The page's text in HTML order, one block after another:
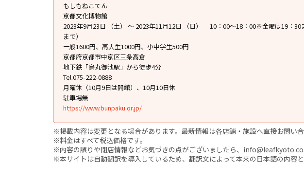
もしもねこてん
京都文化博物館
2023年9月23日 （土） ～ 2023年11月12日 （日） 10：00～18：00※金曜は19：30
まで）
一般1600円、高大生1000円、小中学生500円
京都府京都市中京区三条高倉
地下鉄「烏丸御池駅」から徒歩4分
Tel.075-222-0888
月曜休（10月9日は開館）、10月10日休
駐車場無
https://www.bunpaku.or.jp/
※掲載内容は変更となる場合があります。最新情報は各店舗・施設へ直接お問い合
※料金はすべて税込価格です。
※内容の誤りや閉店情報などお気づきの点がございましたら、
※本サイトは自動翻訳を導入しているため、翻訳文によって本来の日本語の内容と